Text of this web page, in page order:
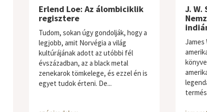
Erlend Loe: Az álombiciklik
regisztere
Tudom, sokan úgy gondolják, hogy a
legjobb, amit Norvégia a világ
kultúrájának adott az utóbbi fél
évszázadban, az a black metal
zenekarok tömkelege, és ezzel én is
egyet tudok érteni. De...
J. W.
James